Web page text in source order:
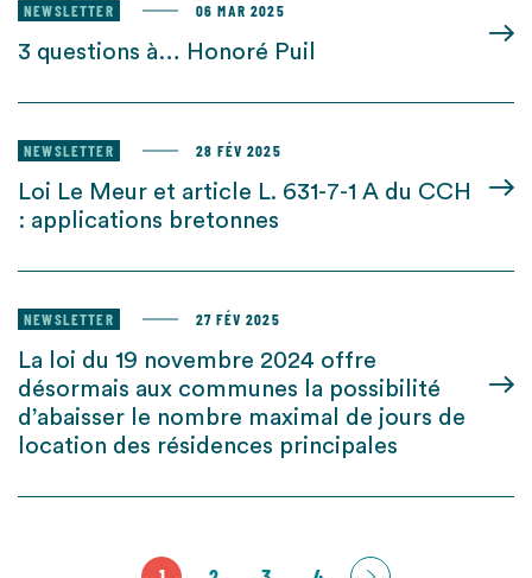
NEWSLETTER 06 MAR 2025
3 questions à… Honoré Puil
NEWSLETTER 28 FÉV 2025
Loi Le Meur et article L. 631-7-1 A du CCH
: applications bretonnes
NEWSLETTER 27 FÉV 2025
La loi du 19 novembre 2024 offre
désormais aux communes la possibilité
d’abaisser le nombre maximal de jours de
location des résidences principales